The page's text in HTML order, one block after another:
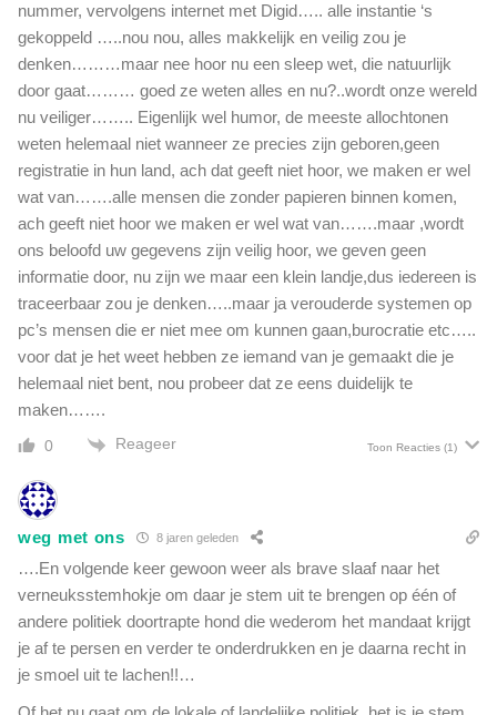
nummer, vervolgens internet met Digid….. alle instantie ‘s
gekoppeld …..nou nou, alles makkelijk en veilig zou je
denken………maar nee hoor nu een sleep wet, die natuurlijk
door gaat……… goed ze weten alles en nu?..wordt onze wereld
nu veiliger…….. Eigenlijk wel humor, de meeste allochtonen
weten helemaal niet wanneer ze precies zijn geboren,geen
registratie in hun land, ach dat geeft niet hoor, we maken er wel
wat van…….alle mensen die zonder papieren binnen komen,
ach geeft niet hoor we maken er wel wat van…….maar ,wordt
ons beloofd uw gegevens zijn veilig hoor, we geven geen
informatie door, nu zijn we maar een klein landje,dus iedereen is
traceerbaar zou je denken…..maar ja verouderde systemen op
pc’s mensen die er niet mee om kunnen gaan,burocratie etc…..
voor dat je het weet hebben ze iemand van je gemaakt die je
helemaal niet bent, nou probeer dat ze eens duidelijk te
maken…….
0 Reageer Toon Reacties (1)
weg met ons 8 jaren geleden
….En volgende keer gewoon weer als brave slaaf naar het
verneuksstemhokje om daar je stem uit te brengen op één of
andere politiek doortrapte hond die wederom het mandaat krijgt
je af te persen en verder te onderdrukken en je daarna recht in
je smoel uit te lachen!!…